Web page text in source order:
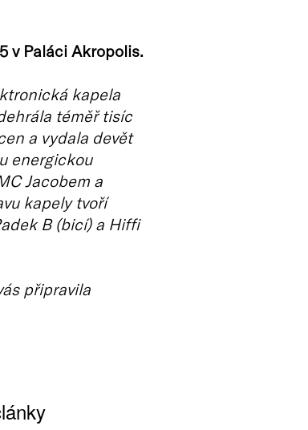
v Paláci Akropolis.
kapela
téměř tisíc
a vydala devět
energickou
Jacobem a
kapely tvoří
B (bicí) a Hiffi
připravila